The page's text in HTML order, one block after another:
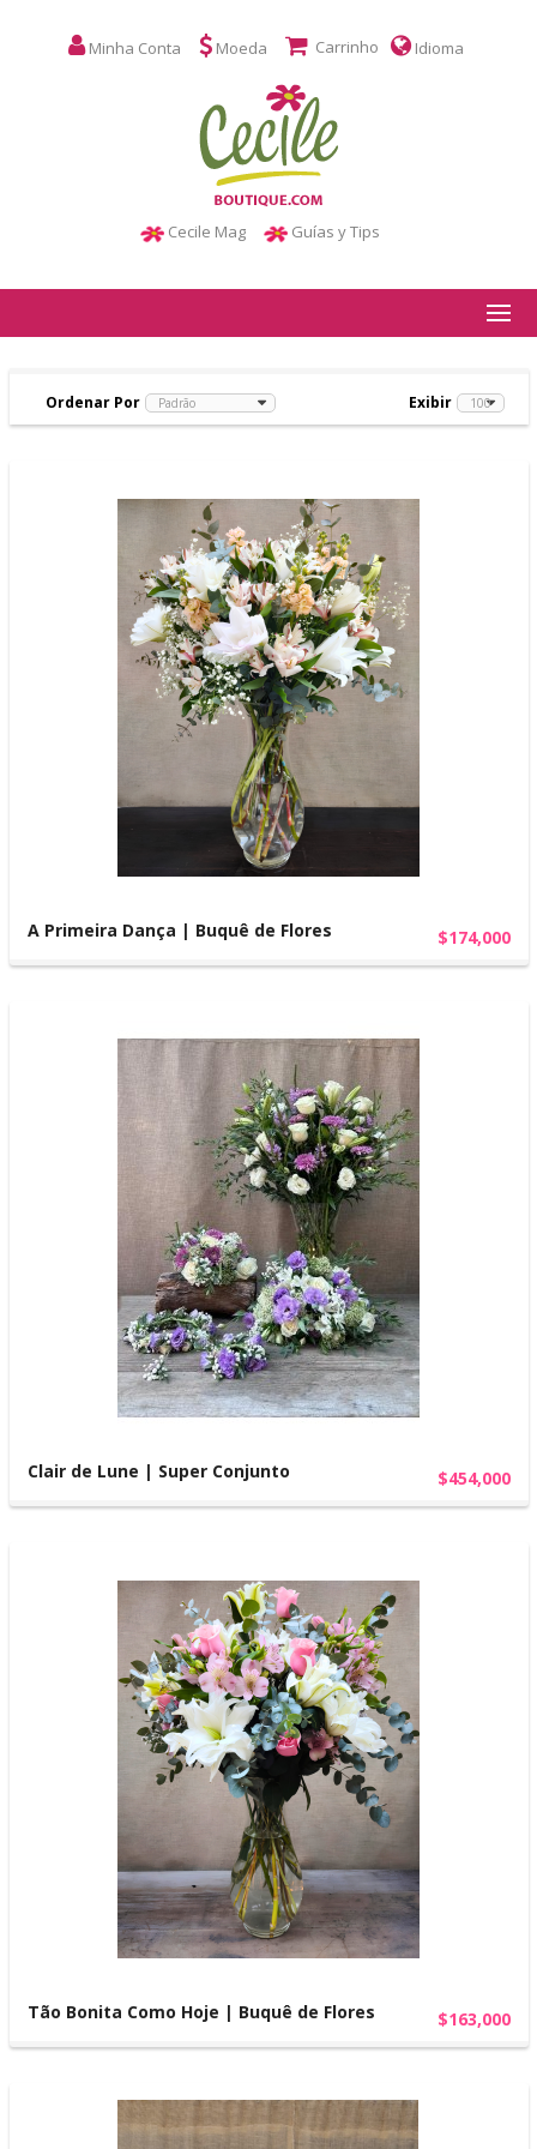
Minha Conta Moeda Carrinho Idioma
Cecile Mag Guías y Tips
Ordenar Por Exibir
A Primeira Dança | Buquê de Flores $174,000
Clair de Lune | Super Conjunto $454,000
Tão Bonita Como Hoje | Buquê de Flores $163,000